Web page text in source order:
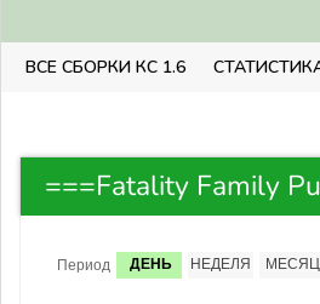
ВСЕ СБОРКИ КС 1.6
===Fatality Family
Период ДЕНЬ НЕДЕЛЯ МЕСЯЦ